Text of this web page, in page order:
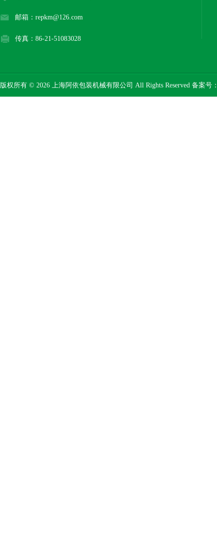
邮箱：repkm@126.com
传真：86-21-51083028
版权所有 © 2026 上海阿依包装机械有限公司 All Rights Reserved 备案号